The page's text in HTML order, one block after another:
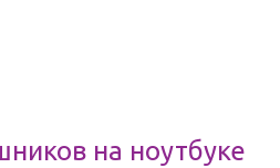
на ноутбуке